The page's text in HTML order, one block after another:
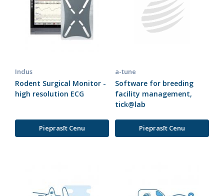
Indus
Rodent Surgical Monitor -
high resolution ECG
Pieprasīt Cenu
a-tune
Software for breeding
facility management,
tick@lab
Pieprasīt Cenu